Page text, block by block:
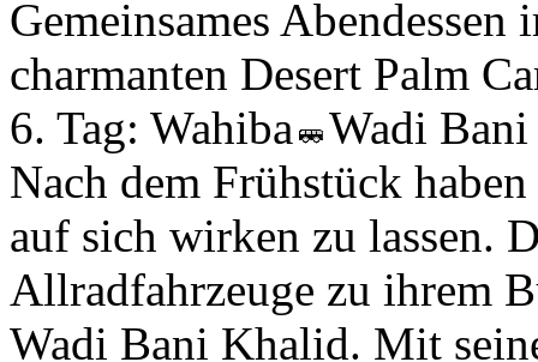
Gemeinsames
charmanten Desert Palm
6. Tag: Wahiba
Wadi
Nach dem Frühstück
auf sich wirken zu lassen.
Allradfahrzeuge zu ihrem
Wadi Bani Khalid. Mit